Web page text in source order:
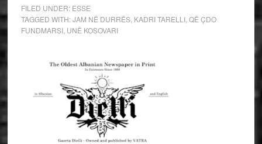
FILED UNDER: ESSE
TAGGED WITH:JAM NË DURRËS, KADRI TARELLI, QË ÇDO
FUNDMARSI, UNË KOSOVARI